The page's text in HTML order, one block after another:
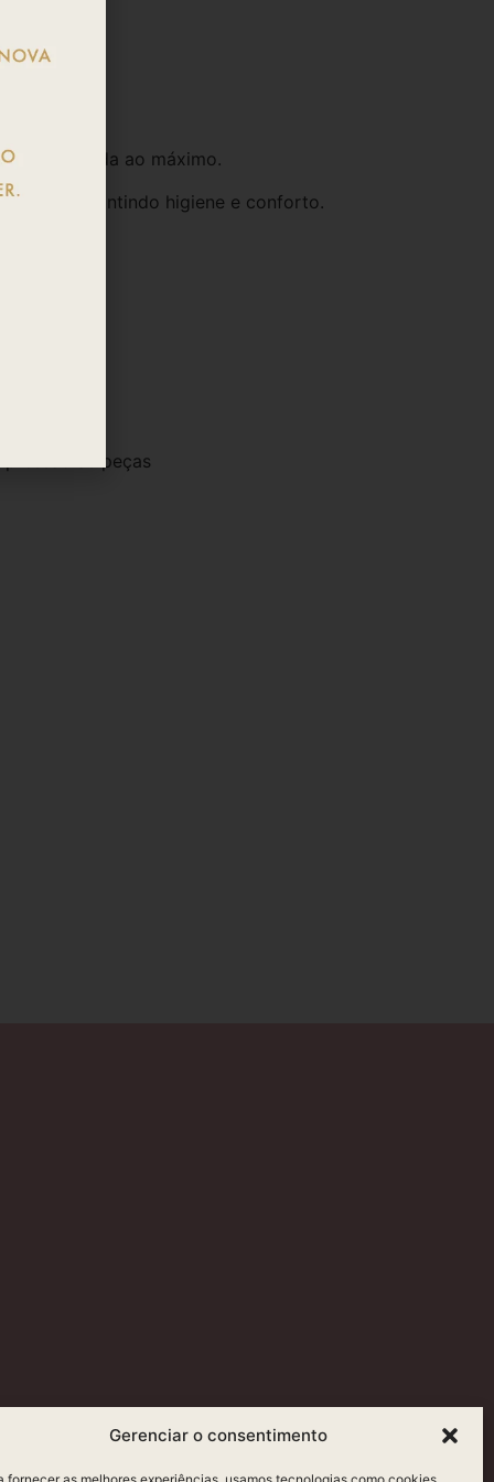
Gerenciar o consentimento
esticada ao máximo.
garantindo higiene e conforto.
às peças